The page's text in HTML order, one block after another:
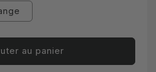
au panier